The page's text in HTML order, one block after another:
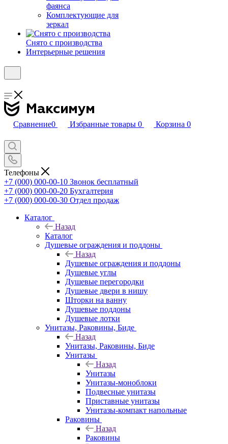
фаянса
Комплектующие для
зеркал
Снято с производства
Интерьерные решения
Сравнение0 Избранные товары 0 Корзина 0
Телефоны
+7 (000) 000-00-10 Звонок бесплатный
+7 (000) 000-00-20 Бухгалтерия
+7 (000) 000-00-30 Отдел продаж
Каталог
Назад
Каталог
Душевые ограждения и поддоны
Назад
Душевые ограждения и поддоны
Душевые углы
Душевые перегородки
Душевые двери в нишу
Шторки на ванну
Душевые поддоны
Душевые лотки
Унитазы, Раковины, Биде
Назад
Унитазы, Раковины, Биде
Унитазы
Назад
Унитазы
Унитазы-моноблоки
Подвесные унитазы
Приставные унитазы
Унитазы-компакт напольные
Раковины
Назад
Раковины